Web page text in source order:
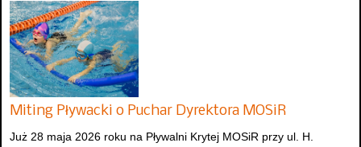
Miting Pływacki o Puchar Dyrektora MOSiR
Już 28 maja 2026 roku na Pływalni Krytej MOSiR przy ul. H.